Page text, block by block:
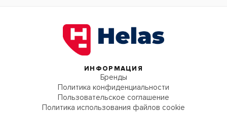
ИНФОРМАЦИЯ
Бренды
Политика конфиденциальности
Пользовательское соглашение
Политика использования файлов cookie